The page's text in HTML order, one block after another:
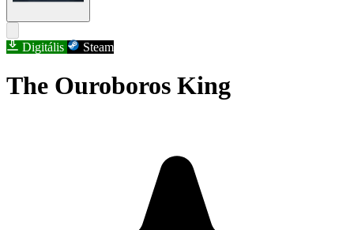
Digitális Steam
The Ouroboros King